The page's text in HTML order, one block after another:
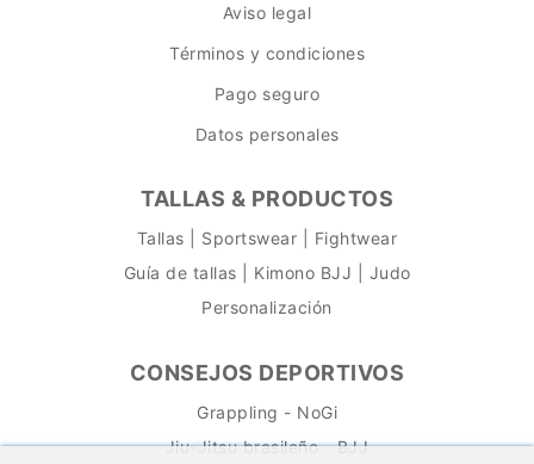
Aviso legal
Términos y condiciones
Pago seguro
Datos personales
TALLAS & PRODUCTOS
Tallas | Sportswear | Fightwear
Guía de tallas | Kimono BJJ | Judo
Personalización
CONSEJOS DEPORTIVOS
Grappling - NoGi
Jiu-Jitsu brasileño - BJJ